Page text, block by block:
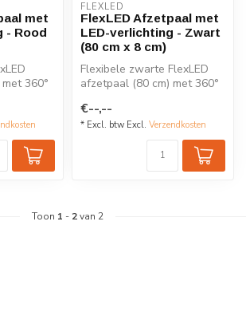
met
- Rood
360°
FLEXLED
FlexLED Afzetpaal met
LED-verlichting - Zwart
(80 cm x 8 cm)
Flexibele zwarte FlexLED
afzetpaal (80 cm) met 360°
reflecter...
€--,--
* Excl. btw Excl. Verzendkosten
Toon 1 - 2van 2